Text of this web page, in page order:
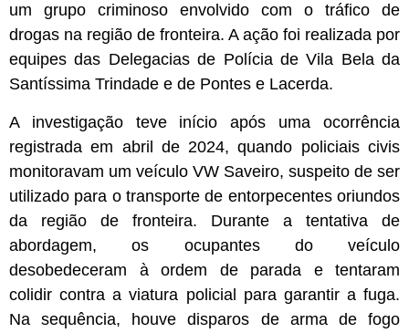
um grupo criminoso envolvido com o tráfico de
drogas na região de fronteira. A ação foi realizada por
equipes das Delegacias de Polícia de Vila Bela da
Santíssima Trindade e de Pontes e Lacerda.
A investigação teve início após uma ocorrência
registrada em abril de 2024, quando policiais civis
monitoravam um veículo VW Saveiro, suspeito de ser
utilizado para o transporte de entorpecentes oriundos
da região de fronteira. Durante a tentativa de
abordagem, os ocupantes do veículo
desobedeceram à ordem de parada e tentaram
colidir contra a viatura policial para garantir a fuga.
Na sequência, houve disparos de arma de fogo